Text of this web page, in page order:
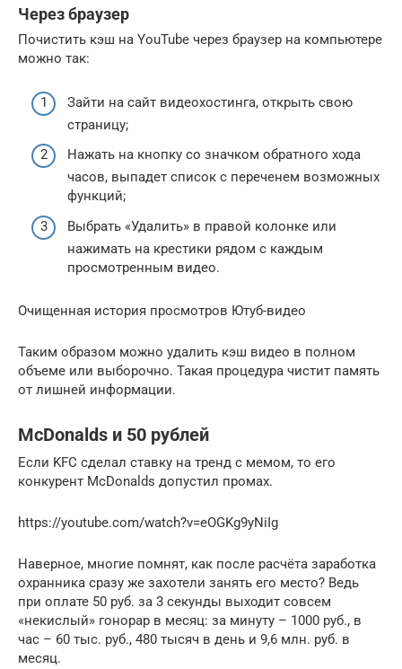
Через браузер
Почистить кэш на YouTube через браузер на компьютере
можно так:
Зайти на сайт видеохостинга, открыть свою
страницу;
Нажать на кнопку со значком обратного хода
часов, выпадет список с переченем возможных
функций;
Выбрать «Удалить» в правой колонке или
нажимать на крестики рядом с каждым
просмотренным видео.
Очищенная история просмотров Ютуб-видео
Таким образом можно удалить кэш видео в полном
объеме или выборочно. Такая процедура чистит память
от лишней информации.
McDonalds и 50 рублей
Если KFC сделал ставку на тренд с мемом, то его
конкурент McDonalds допустил промах.
https://youtube.com/watch?v=eOGKg9yNiIg
Наверное, многие помнят, как после расчёта заработка
охранника сразу же захотели занять его место? Ведь
при оплате 50 руб. за 3 секунды выходит совсем
«некислый» гонорар в месяц: за минуту – 1000 руб., в
час – 60 тыс. руб., 480 тысяч в день и 9,6 млн. руб. в
месяц.